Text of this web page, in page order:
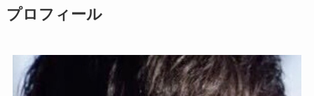
プロフィール